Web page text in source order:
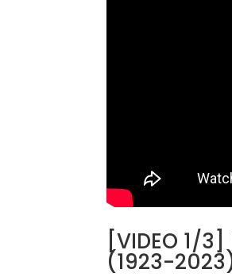
[VIDEO 1/
(1923-